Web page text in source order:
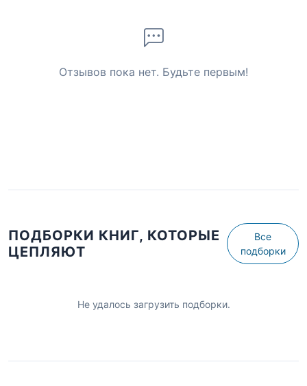
Отзывов пока нет. Будьте первым!
ПОДБОРКИ КНИГ, КОТОРЫЕ
ЦЕПЛЯЮТ
Все
подборки
Не удалось загрузить подборки.